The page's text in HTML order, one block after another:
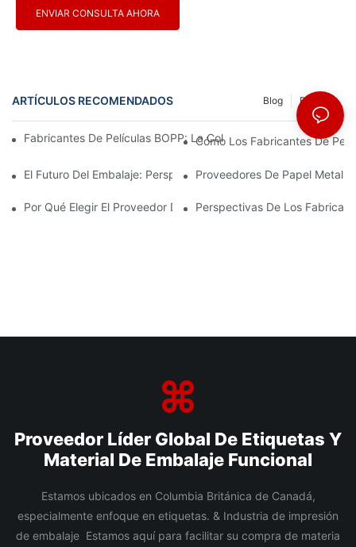
ENVIAR CONSULTA AHORA
ARTÍCULOS RECOMENDADOS Recurso
Blog
Fabricantes De Películas BOPP: La Columna Vertebral De Los
Cómo Los Fabricantes De
El Futuro Del Embalaje: Perspectivas De Los Principales
Proveedores De Papel
Por Qué Elegir El Proveedor De Película BOPP Adecuado Es
Perspectivas De Los
Proveedor Líder Global De Etiquetas Y
Material De Embalaje Funcional
Estamos ubicados en Columbia Británica de Canadá,
especialmente enfoque en etiquetas. & Industria de impresión
de embalaje Estamos aquí para facilitar su compra de materia